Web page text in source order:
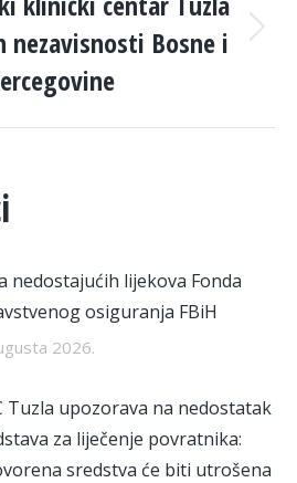
Next
post:
nezavisnosti Bosne i
nedostajućih lijekova Fonda
osiguranja FBiH
2026.
Tuzla upozorava na nedostatak
za liječenje povratnika:
sredstva će biti utrošena